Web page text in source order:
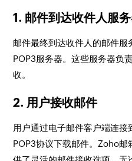
1. 邮件到达收件人服
邮件最终到达收件人的邮件服
POP3服务器。这些服务器负
收。
2. 用户接收邮件
用户通过电子邮件客户端连
POP3协议下载邮件。Zoho邮